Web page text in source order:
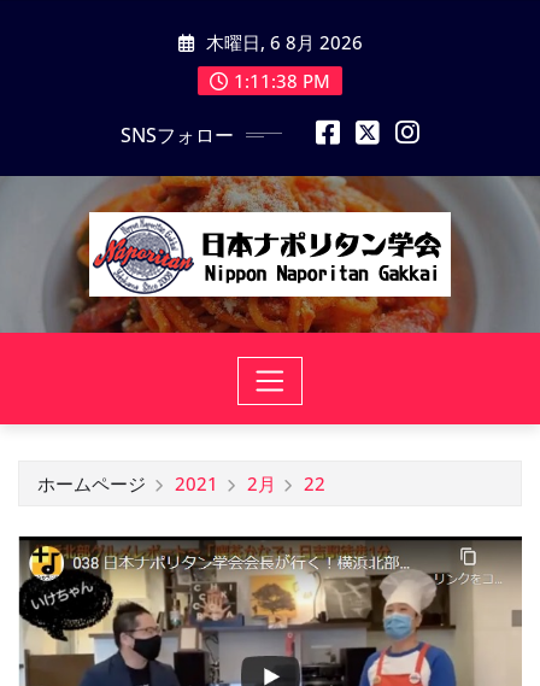
に
木曜日, 6 8月 2026
1:11:39 PM
SNSフォロー
ホームページ 2021 2月 22